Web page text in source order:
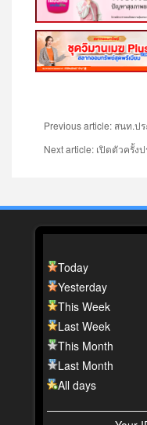
Previous article: สนท.
Next article: เปิดตัวครั้ง
Today
Yesterday
This Week
Last Week
This Month
Last Month
All days